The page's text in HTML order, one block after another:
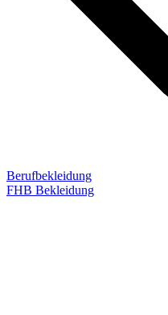
Berufbekleidung
FHB Bekleidung